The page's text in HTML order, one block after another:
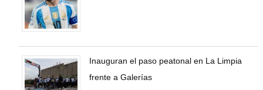
Inauguran el paso peatonal en La Limpia
frente a Galerías